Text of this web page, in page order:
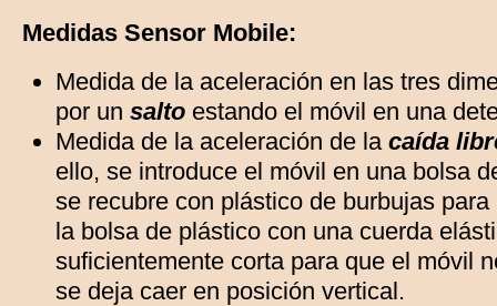
Medidas Sensor Mobile:
Medida de la aceleración en las tres
por un salto estando el móvil en una
Medida de la aceleración de la caída
ello, se introduce el móvil en una bolsa
se recubre con plástico de burbujas
la bolsa de plástico con una cuerda
suficientemente corta para que el móvil
se deja caer en posición vertical.